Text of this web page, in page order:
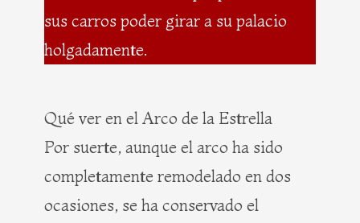
sus carros poder girar a su palacio
holgadamente.
Qué ver en el Arco de la Estrella
Por suerte, aunque el arco ha sido
completamente remodelado en dos
ocasiones, se ha conservado el